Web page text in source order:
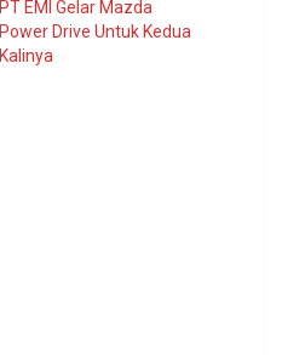
PT EMI Gelar Mazda
Power Drive Untuk Kedua
Kalinya